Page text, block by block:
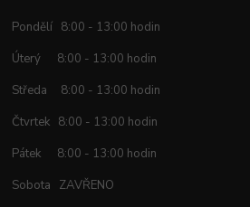
Pondělí 8:00 - 13:00 hodin
Úterý 8:00 - 13:00 hodin
Středa 8:00 - 13:00 hodin
Čtvrtek 8:00 - 13:00 hodin
Pátek 8:00 - 13:00 hodin
Sobota ZAVŘENO